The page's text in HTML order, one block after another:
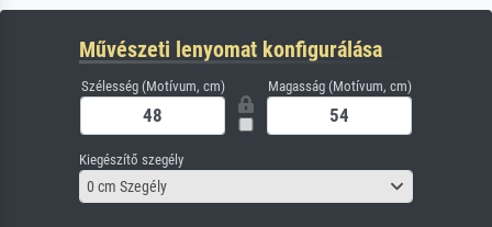
Művészeti lenyomat konfigurálása
Szélesség (Motívum, cm) Magasság (Motívum, cm)
Kiegészítő szegély
0 cm Szegély